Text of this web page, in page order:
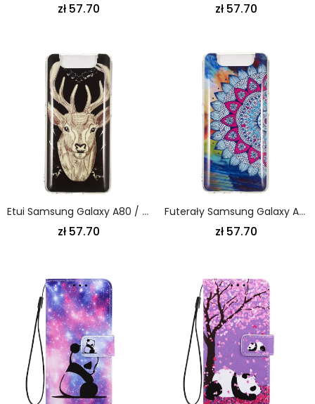
zł 57.70 zł 57.70
Etui Samsung Galaxy A80 / A90 Fluorescencyjny Majestatyczny Jeleń Etui Ochronne
zł 57.70
Futerały Samsung Galaxy A80 / A90 Etui Na Telefon Mandala W Kolorze Fluorescencyjnym
zł 57.70